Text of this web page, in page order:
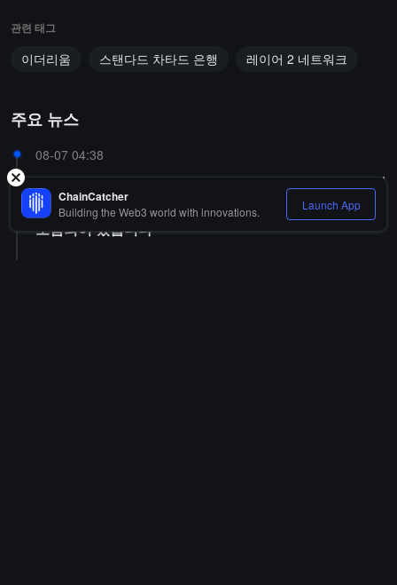
관련 태그
이더리움 스탠다드 차타드 은행 레이어 2 네트워크
주요 뉴스
08-07 04:38
데이터: 앰버 그룹이 바이낸스에서 약 997만 달러의 자산
을 인출했으며, ENA, AAVE, ETH 등 다섯 가지 토큰이
포함되어 있습니다
ChainCatcher
Building the Web3 world with innovations. Launch App